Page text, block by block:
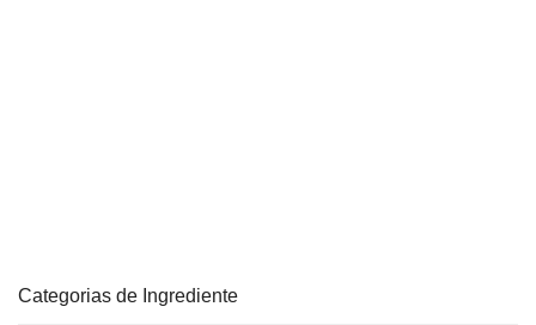
Categorias de Ingrediente